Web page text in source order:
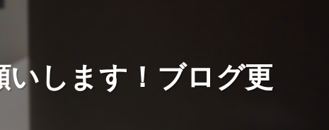
します！ブログ更